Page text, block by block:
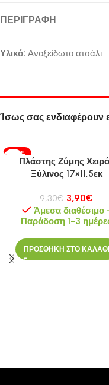
ΠΕΡΙΓΡΑΦΉ
Υλικό: Ανοξείδωτο ατσάλι
Ίσως σας ενδιαφέρουν
-58%
Πλάστης Ζύμης
Ξύλινος 17×11,5εκ
9,30€ 3,90€
Άμεσα διαθέσιμο
Παράδοση 1-3
ΠΡΟΣΘΗΚΗ ΣΤΟ ΚΑΛΑΘΙ